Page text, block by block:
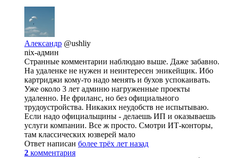
Александр @ushliy
nix-админ
Странные комментарии наблюдаю выше. Даже забавно.
На удаленке не нужен и неинтересен эникейщик. Ибо
картриджи кому-то надо менять и бухов успокаивать.
Уже около 3 лет админю нагруженные проекты
удаленно. Не фриланс, но без официального
трудоустройства. Никаких неудобств не испытываю.
Если надо официальщины - делаешь ИП и оказываешь
услуги компании. Все ж просто. Смотри ИТ-конторы,
там классических юзверей мало
Ответ написан более трёх лет назад
2 комментария